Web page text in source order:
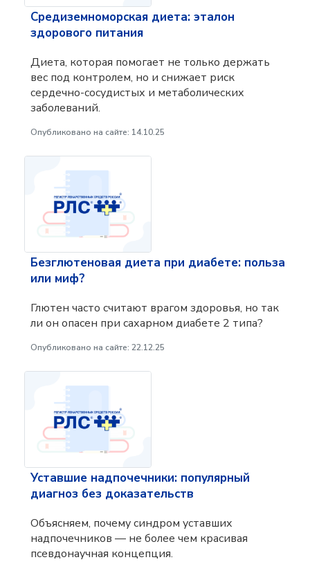
Средиземноморская диета: эталон
здорового питания
Диета, которая помогает не только держать
вес под контролем, но и снижает риск
сердечно-сосудистых и метаболических
заболеваний.
Опубликовано на сайте: 14.10.25
Безглютеновая диета при диабете: польза
или миф?
Глютен часто считают врагом здоровья, но так
ли он опасен при сахарном диабете 2 типа?
Опубликовано на сайте: 22.12.25
Уставшие надпочечники: популярный
диагноз без доказательств
Объясняем, почему синдром уставших
надпочечников — не более чем красивая
псевдонаучная концепция.